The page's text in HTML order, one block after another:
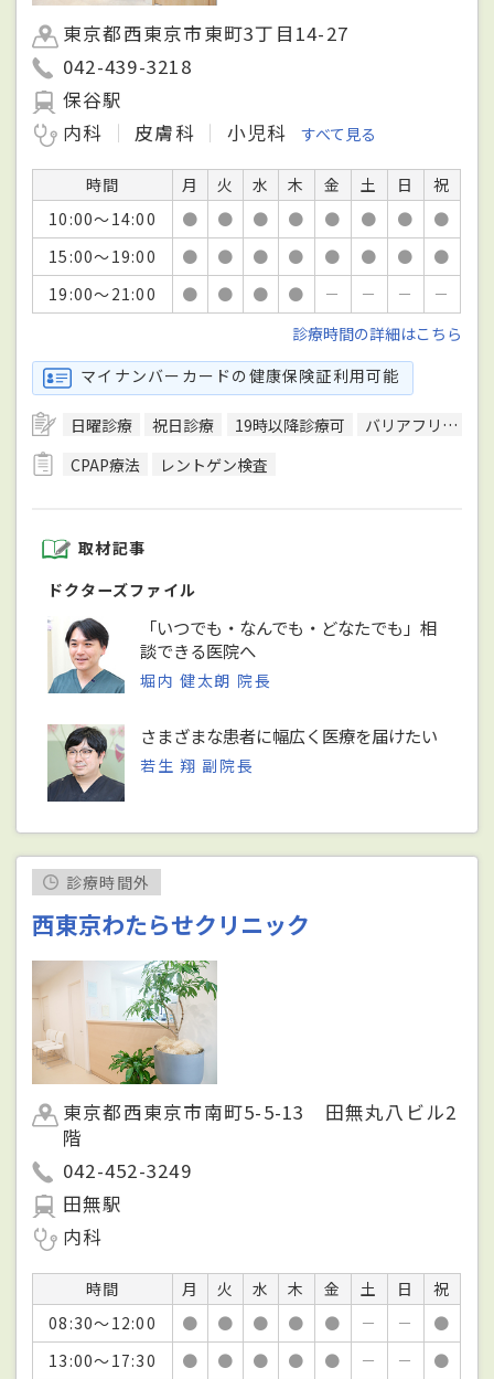
東京都西東京市東町3丁目14-27
042-439-3218
保谷駅
内科
皮膚科 小児科 すべて見る
時間 月 火 水 木 金 土 日
祝
10:00～14:00
● ● ● ● ● ● ●
●
15:00～19:00
● ● ● ● ● ● ●
●
19:00～21:00
● ● ● ● － － －
－
診療時間の詳細はこちら
マイナンバーカードの健康保険証利用可能
日曜診療 祝日診療 19時以降診療可
バリアフリー対応
CPAP療法
レントゲン検査
取材記事
ドクターズファイル
「いつでも・なんでも・どなたでも」相
談できる医院へ
堀内 健太朗 院長
さまざまな患者に幅広く医療を届けたい
若生 翔 副院長
診療時間外
西東京わたらせクリニック
東京都西東京市南町5-5-13 田無丸八ビル2
階
042-452-3249
田無駅
内科
時間 月 火 水 木 金 土 日
祝
08:30～12:00
● ● ● ● ● － －
●
13:00～17:30
● ● ● ● ● － －
●